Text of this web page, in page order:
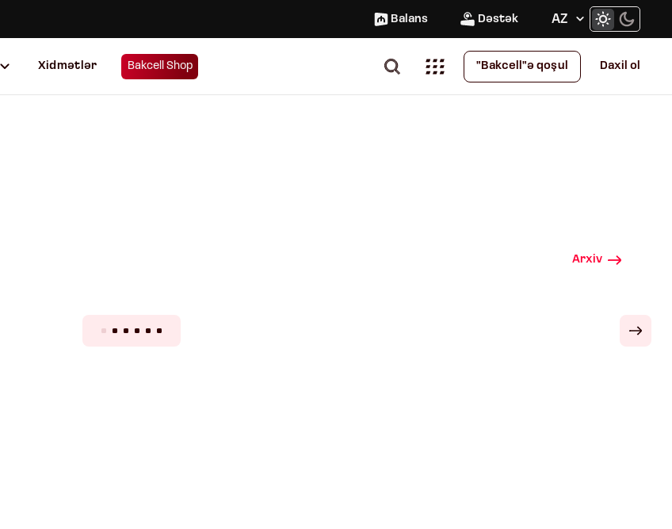
Balans Dəstək AZ
Xidmətlər Bakcell Shop "Bakcell"ə qoşul Daxil ol
Arxiv